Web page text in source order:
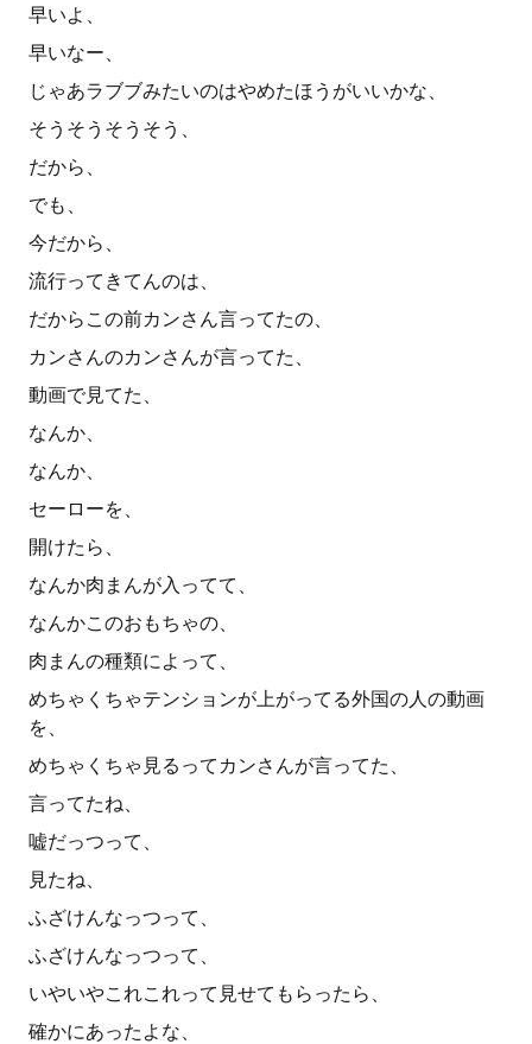
早いよ、
早いなー、
じゃあラブブみたいのはやめたほうがいいかな、
そうそうそうそう、
だから、
でも、
今だから、
流行ってきてんのは、
だからこの前カンさん言ってたの、
カンさんのカンさんが言ってた、
動画で見てた、
なんか、
なんか、
セーローを、
開けたら、
なんか肉まんが入ってて、
なんかこのおもちゃの、
肉まんの種類によって、
めちゃくちゃテンションが上がってる外国の人の動画
を、
めちゃくちゃ見るってカンさんが言ってた、
言ってたね、
嘘だっつって、
見たね、
ふざけんなっつって、
ふざけんなっつって、
いやいやこれこれって見せてもらったら、
確かにあったよな、